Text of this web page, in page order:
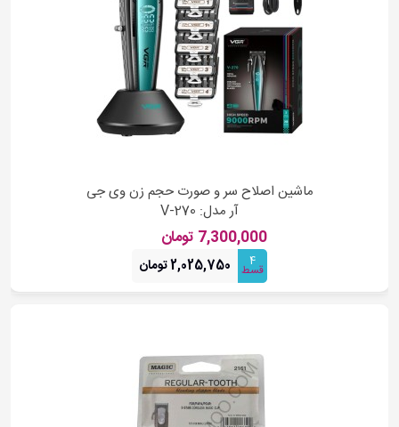
ماشین اصلاح سر و صورت حجم زن وی جی
آر مدل: V-270
7,300,000 تومان
4
قسط 2,025,750 تومان